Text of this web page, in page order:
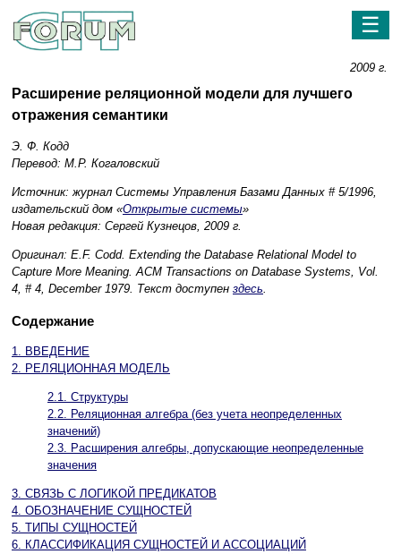
☰
2009 г.
Расширение реляционной модели для лучшего
отражения семантики
Э. Ф. Кодд
Перевод: М.Р. Когаловский
Источник: журнал Системы Управления Базами Данных # 5/1996,
издательский дом «Открытые системы»
Новая редакция: Сергей Кузнецов, 2009 г.
Оригинал: E.F. Codd. Extending the Database Relational Model to
Capture More Meaning. ACM Transactions on Database Systems, Vol.
4, # 4, December 1979. Текст доступен здесь.
Содержание
1. ВВЕДЕНИЕ
2. РЕЛЯЦИОННАЯ МОДЕЛЬ
2.1. Структуры
2.2. Реляционная алгебра (без учета неопределенных
значений)
2.3. Расширения алгебры, допускающие неопределенные
значения
3. СВЯЗЬ С ЛОГИКОЙ ПРЕДИКАТОВ
4. ОБОЗНАЧЕНИЕ СУЩНОСТЕЙ
5. ТИПЫ СУЩНОСТЕЙ
6. КЛАССИФИКАЦИЯ СУЩНОСТЕЙ И АССОЦИАЦИЙ